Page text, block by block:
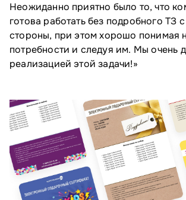
Неожиданно приятно было то, что
готова работать без подробного ТЗ
стороны, при этом хорошо понимая
потребности и следуя им. Мы очень
реализацией этой задачи!»